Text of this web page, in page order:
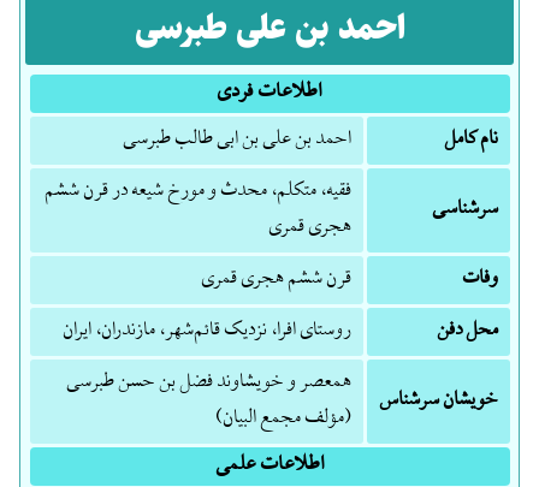
احمد بن علی طبرسی
اطلاعات فردی
نام کامل
احمد بن علی بن ابی طالب طبرسی
سرشناسی
فقیه، متکلم، محدث و مورخ شیعه در قرن ششم
هجری قمری
وفات
قرن ششم هجری قمری
محل دفن
روستای افرا، نزدیک قائم‌شهر، مازندران، ایران
خویشان سرشناس
همعصر و خویشاوند فضل بن حسن طبرسی
(مؤلف مجمع البیان)
اطلاعات علمی